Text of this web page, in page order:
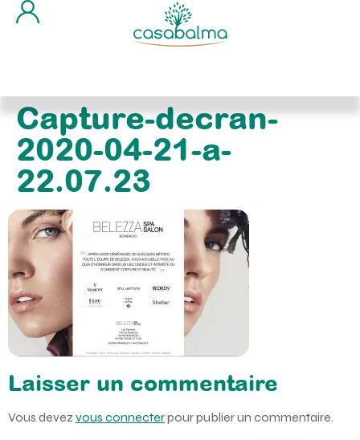
Capture-decran-
2020-04-21-a-
22.07.23
Laisser un commentaire
Vous devez vous connecterpour publier un commentaire.